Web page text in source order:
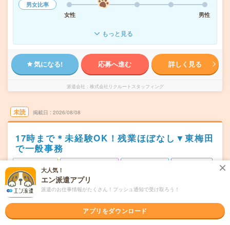
男女比率
女性
男性
もっと見る
気になる! 応募へ進む 詳しく見る
派遣会社 株式会社リクルートスタッフィング
未読 掲載日 2026/08/08
17時まで＊未経験OK！残業ほぼなし▼東梅田
で一般事務
派遣
勤務地
大阪市北区
東梅田駅から徒歩1分／梅田(地下鉄)駅から徒歩2分／大阪
駅から---分／西梅田駅から---分／大阪梅田(阪神線)駅から--
-分
大人気！
エン派遣アプリ
派遣のお仕事情報がたくさん！プッシュ通知で受け取ろう！
アプリをダウンロード